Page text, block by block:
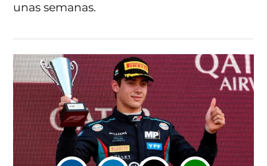
unas semanas.